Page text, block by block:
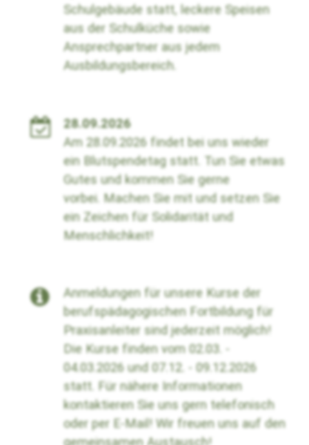
Schulgebäude statt, leckere Speisen
aus der Schulküche sowie
Ansprechpartner aus jedem
Ausbildungsbereich.
28.09.2026
Am 28.09.2026 findet bei uns wieder
ein Blutspendetag statt. Tun Sie etwas
Gutes und kommen Sie gerne
vorbei. Machen Sie mit und setzen Sie
ein Zeichen für Solidarität und
Menschlichkeit!
Anmeldungen für unsere Kurse der
berufspädagogischen Fortbildung für
Praxisanleiter sind jederzeit möglich!
Die Kurse finden vom 02.03. -
04.03.2026 und 07.12. - 09.12.2026
statt. Für nähere Informationen
kontaktieren Sie uns gern telefonisch
oder per E-Mail! Wir freuen uns auf den